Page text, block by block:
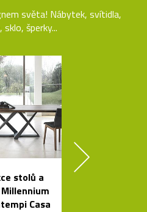
světa! Nábytek, svítidla,
sklo, šperky...
stolů a
Casa